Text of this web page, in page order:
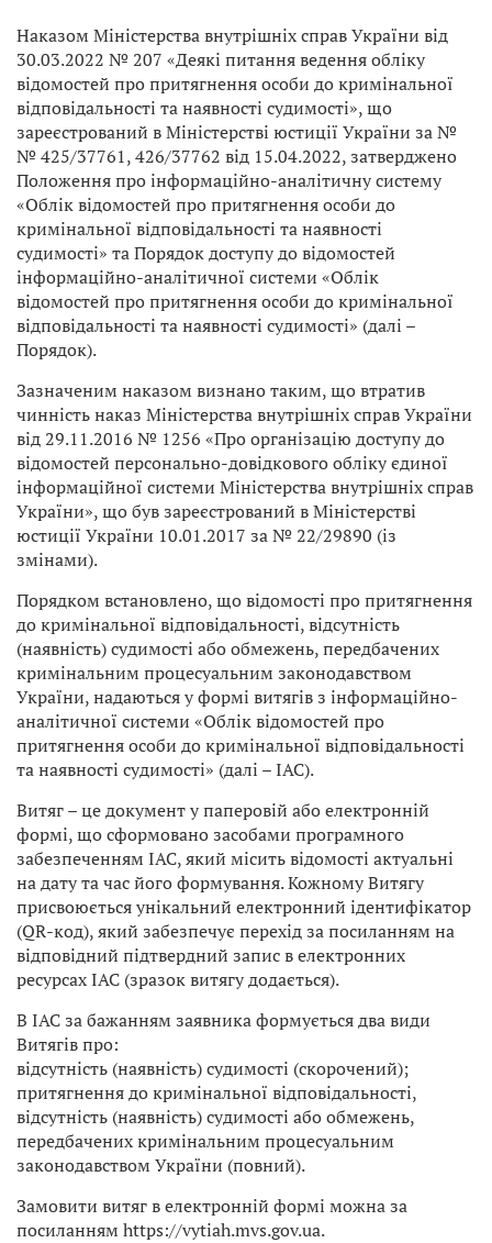
Наказом Міністерства внутрішніх справ України від
30.03.2022 № 207 «Деякі питання ведення обліку
відомостей про притягнення особи до кримінальної
відповідальності та наявності судимості», що
зареєстрований в Міністерстві юстиції України за №
№ 425/37761, 426/37762 від 15.04.2022, затверджено
Положення про інформаційно-аналітичну систему
«Облік відомостей про притягнення особи до
кримінальної відповідальності та наявності
судимості» та Порядок доступу до відомостей
інформаційно-аналітичної системи «Облік
відомостей про притягнення особи до кримінальної
відповідальності та наявності судимості» (далі –
Порядок).
Зазначеним наказом визнано таким, що втратив
чинність наказ Міністерства внутрішніх справ України
від 29.11.2016 № 1256 «Про організацію доступу до
відомостей персонально-довідкового обліку єдиної
інформаційної системи Міністерства внутрішніх справ
України», що був зареєстрований в Міністерстві
юстиції України 10.01.2017 за № 22/29890 (із
змінами).
Порядком встановлено, що відомості про притягнення
до кримінальної відповідальності, відсутність
(наявність) судимості або обмежень, передбачених
кримінальним процесуальним законодавством
України, надаються у формі витягів з інформаційно-
аналітичної системи «Облік відомостей про
притягнення особи до кримінальної відповідальності
та наявності судимості» (далі – ІАС).
Витяг – це документ у паперовій або електронній
формі, що сформовано засобами програмного
забезпеченням ІАС, який місить відомості актуальні
на дату та час його формування. Кожному Витягу
присвоюється унікальний електронний ідентифікатор
(QR-код), який забезпечує перехід за посиланням на
відповідний підтвердний запис в електронних
ресурсах ІАС (зразок витягу додається).
В ІАС за бажанням заявника формується два види
Витягів про:
відсутність (наявність) судимості (скорочений);
притягнення до кримінальної відповідальності,
відсутність (наявність) судимості або обмежень,
передбачених кримінальним процесуальним
законодавством України (повний).
Замовити витяг в електронній формі можна за
посиланням https://vytiah.mvs.gov.ua.